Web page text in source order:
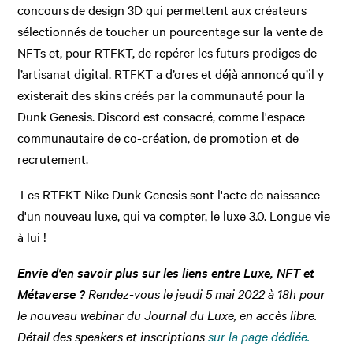
concours de design 3D qui permettent aux créateurs
sélectionnés de toucher un pourcentage sur la vente de
NFTs et, pour RTFKT, de repérer les futurs prodiges de
l’artisanat digital. RTFKT a d’ores et déjà annoncé qu’il y
existerait des skins créés par la communauté pour la
Dunk Genesis. Discord est consacré, comme l'espace
communautaire de co-création, de promotion et de
recrutement.
Les RTFKT Nike Dunk Genesis sont l'acte de naissance
d'un nouveau luxe, qui va compter, le luxe 3.0. Longue vie
à lui !
Envie d'en savoir plus sur les liens entre Luxe, NFT et
Métaverse ? Rendez-vous le jeudi 5 mai 2022 à 18h pour
le nouveau webinar du Journal du Luxe, en accès libre.
Détail des speakers et inscriptionssur la page dédiée.